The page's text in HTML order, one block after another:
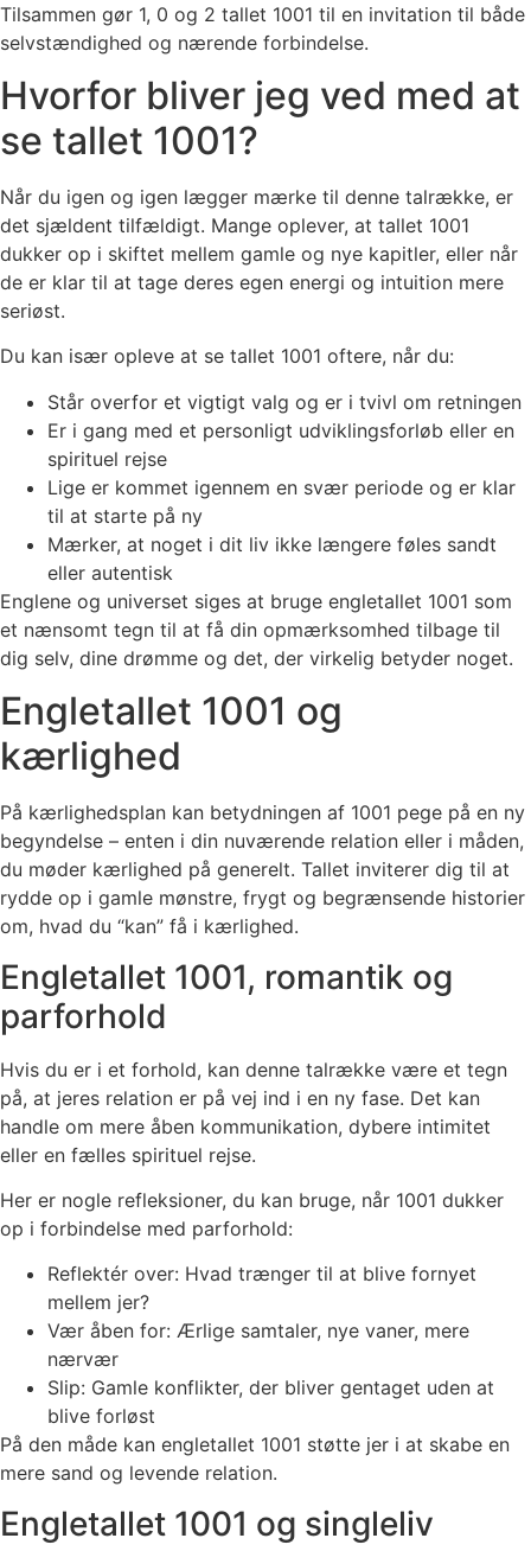
Tilsammen gør 1, 0 og 2 tallet 1001 til en invitation til både
selvstændighed og nærende forbindelse.
Hvorfor bliver jeg ved med at
se tallet 1001?
Når du igen og igen lægger mærke til denne talrække, er
det sjældent tilfældigt. Mange oplever, at tallet 1001
dukker op i skiftet mellem gamle og nye kapitler, eller når
de er klar til at tage deres egen energi og intuition mere
seriøst.
Du kan især opleve at se tallet 1001 oftere, når du:
Står overfor et vigtigt valg og er i tvivl om retningen
Er i gang med et personligt udviklingsforløb eller en
spirituel rejse
Lige er kommet igennem en svær periode og er klar
til at starte på ny
Mærker, at noget i dit liv ikke længere føles sandt
eller autentisk
Englene og universet siges at bruge engletallet 1001 som
et nænsomt tegn til at få din opmærksomhed tilbage til
dig selv, dine drømme og det, der virkelig betyder noget.
Engletallet 1001 og
kærlighed
På kærlighedsplan kan betydningen af 1001 pege på en ny
begyndelse – enten i din nuværende relation eller i måden,
du møder kærlighed på generelt. Tallet inviterer dig til at
rydde op i gamle mønstre, frygt og begrænsende historier
om, hvad du “kan” få i kærlighed.
Engletallet 1001, romantik og
parforhold
Hvis du er i et forhold, kan denne talrække være et tegn
på, at jeres relation er på vej ind i en ny fase. Det kan
handle om mere åben kommunikation, dybere intimitet
eller en fælles spirituel rejse.
Her er nogle refleksioner, du kan bruge, når 1001 dukker
op i forbindelse med parforhold:
Reflektér over: Hvad trænger til at blive fornyet
mellem jer?
Vær åben for: Ærlige samtaler, nye vaner, mere
nærvær
Slip: Gamle konflikter, der bliver gentaget uden at
blive forløst
På den måde kan engletallet 1001 støtte jer i at skabe en
mere sand og levende relation.
Engletallet 1001 og singleliv